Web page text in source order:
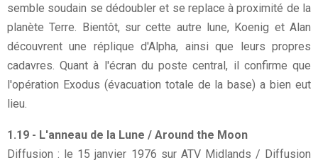
semble soudain se dédoubler et se replace à proximité de la
planète Terre. Bientôt, sur cette autre lune, Koenig et Alan
découvrent une réplique d'Alpha, ainsi que leurs propres
cadavres. Quant à l'écran du poste central, il confirme que
l'opération Exodus (évacuation totale de la base) a bien eut
lieu.
1.19 - L'anneau de la Lune / Around the Moon
Diffusion : le 15 janvier 1976 sur ATV Midlands / Diffusion